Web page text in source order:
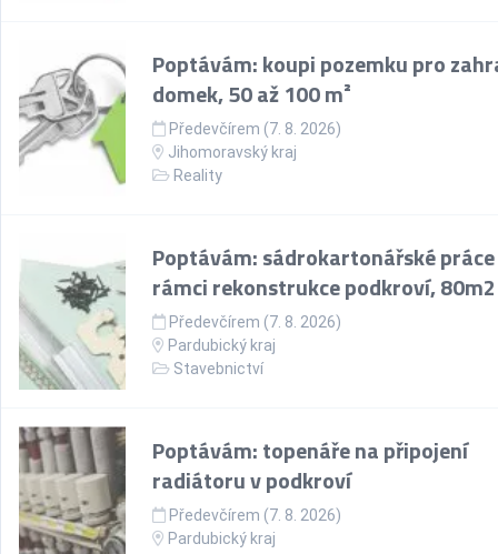
Poptávám: koupi pozemku pro
domek, 50 až 100 m²
Předevčírem (7. 8. 2026)
Jihomoravský kraj
Reality
Poptávám: sádrokartonářské
rámci rekonstrukce podkroví, 80m2
Předevčírem (7. 8. 2026)
Pardubický kraj
Stavebnictví
Poptávám: topenáře na připojení
radiátoru v podkroví
Předevčírem (7. 8. 2026)
Pardubický kraj